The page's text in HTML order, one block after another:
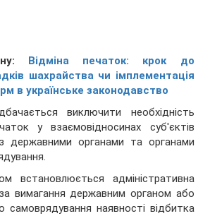
Відміна печаток: крок до
шахрайства чи імплементація
в українське законодавство
виключити необхідність
у взаємовідносинах суб'єктів
державними органами та органами
встановлюється адміністративна
за вимагання державним органом або
самоврядування наявності відбитка